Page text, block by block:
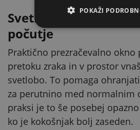
Svetloba in
počutje
Praktično prezračevalno okno
pretoku zraka in v prostor
svetlobo. To pomaga
za perutnino med normalnim
praksi je to še posebej
ko je kokošnjak bolj zaseden.
POKAŽI